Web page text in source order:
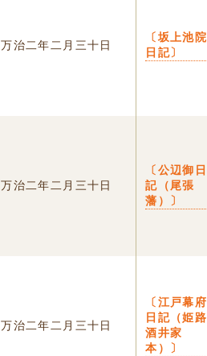
万治二年二月三十日
〔坂上池院
日記〕
万治二年二月三十日
〔公辺御日
記（尾張
藩）〕
万治二年二月三十日
〔江戸幕府
日記（姫路
酒井家
本）〕